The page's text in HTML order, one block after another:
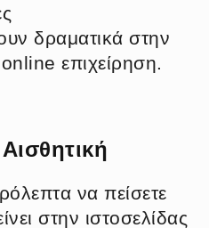
δραματικά στην
επιχείρηση.
να πείσετε
στην ιστοσελίδας